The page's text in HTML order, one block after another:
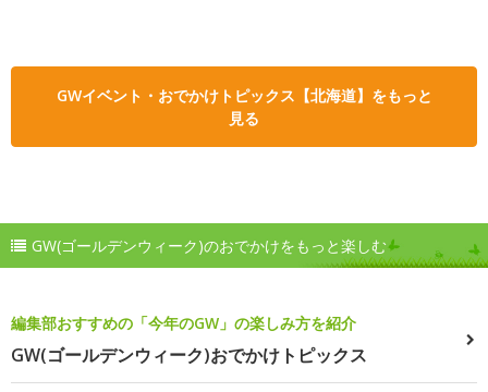
GWイベント・おでかけトピックス【北海道】をもっと
見る
GW(ゴールデンウィーク)のおでかけをもっと楽しむ
編集部おすすめの「今年のGW」の楽しみ方を紹介
GW(ゴールデンウィーク)おでかけトピックス